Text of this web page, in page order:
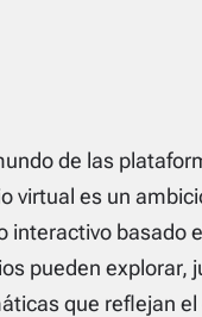
de las
virtual es un
interactivo basado
pueden explorar,
que reflejan